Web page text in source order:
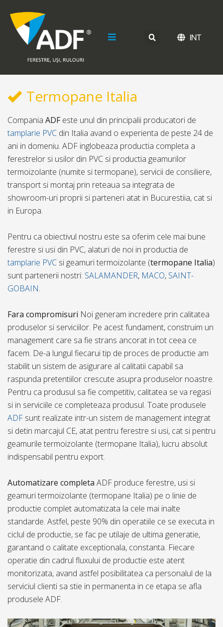
INT
Termopane Italia
Compania ADFeste unul din principalii producatori de
tamplarie PVC din Italia avand o experienta de peste 24 de
ani in domeniu. ADF inglobeaza productia completa a
ferestrelor si usilor din PVC si productia geamurilor
termoizolante (numite si termopane), servicii de consiliere,
transport si montaj prin reteaua sa integrata de
showroom-uri proprii si parteneri atat in Bucurestiia, cat si
in Europa.
Pentru ca obiectivul nostru este sa oferim cele mai bune
ferestre si usi din PVC, alaturi de noi in productia de
tamplarie PVC si geamuri termoizolante (termopane Italia)
sunt partenerii nostri: SALAMANDER, MACO, SAINT-
GOBAIN.
Fara compromisuri Noi generam incredere prin calitatea
produselor si serviciilor. Pe acest fundament, construim un
management care sa fie strans ancorat in tot ceea ce
facem. De-a lungul fiecarui tip de proces de productie am
stabilit un sistem de asigurare al calitatii capabil sa
raspunda pretentiilor crescute asupra produselor noastre.
Pentru ca produsul sa fie competitiv, calitatea se va regasi
si in serviciile ce completeaza produsul. Toate produsele
ADF sunt realizate intr-un sistem de management integrat
si detin marcajul CE, atat pentru ferestre si usi, cat si pentru
geamurile termoizolante (termopane Italia), lucru absolut
indispensabil pentru export.
Automatizare completa ADF produce ferestre, usi si
geamuri termoizolante (termopane Italia) pe o linie de
productie complet automatizata la cele mai inalte
standarde. Astfel, peste 90% din operatiile ce se executa in
ciclul de productie, se fac pe utilaje de ultima generatie,
garantand o calitate exceptionala, constanta. Fiecare
operatie din cadrul fluxului de productie este atent
monitorizata, avand astfel posibilitatea ca personalul de la
serviciul clienti sa stie in permanenta in ce etapa se afla
produsele ADF.